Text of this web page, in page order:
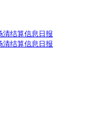
清结算信息日报
清结算信息日报